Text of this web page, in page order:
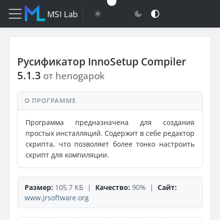
MSI Lab
Русификатор InnoSetup Compiler
5.1.3 от henogapok
О ПРОГРАММЕ
Программа предназначена для создания
простых инсталляций. Содержит в себе редактор
скрипта, что позволяет более тонко настроить
скрипт для компиляции.
Размер: 105.7 КБ | Качество: 90% | Сайт:
www.jrsoftware.org